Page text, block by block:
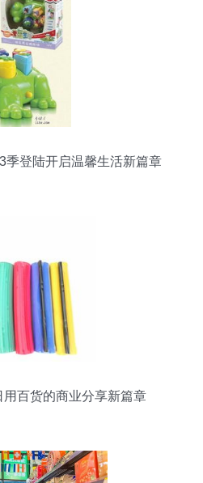
季登陆开启温馨生活新篇章
百货的商业分享新篇章